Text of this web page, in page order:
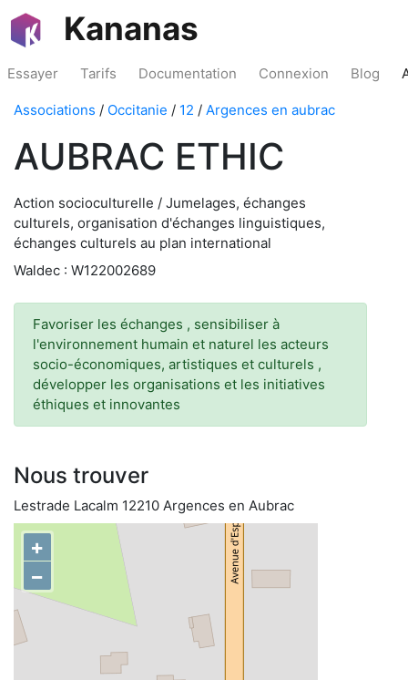
Kananas
Essayer Tarifs Documentation Connexion Blog
Associations / Occitanie / 12 / Argences en aubrac
AUBRAC ETHIC
Action socioculturelle / Jumelages, échanges
culturels, organisation d'échanges linguistiques,
échanges culturels au plan international
Waldec : W122002689
Favoriser les échanges , sensibiliser à
l'environnement humain et naturel les acteurs
socio-économiques, artistiques et culturels ,
développer les organisations et les initiatives
éthiques et innovantes
Nous trouver
Lestrade Lacalm 12210 Argences en Aubrac
+
−